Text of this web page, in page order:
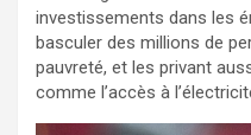
investissements dans les
basculer des millions de
pauvreté, et les privant
comme l’accès à